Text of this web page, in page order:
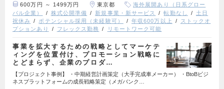
600万円 ～ 1499万円 東京都
海外展開あり（日系グロー
バル企業）
株式公開準備 新規事業・新サービス 転勤なし
土日
祝休み
ポテンシャル採用（未経験可） 年収600万以上
ストックオ
プションあり
フレックス勤務 リモートワーク可能
事業を拡大するための戦略としてマーケテ
ィングを位置付け、プロモーション戦略に
とどまらず、企業のプロダ…
【プロジェクト事例】 ・中期経営計画策定（大手完成車メーカー） ・BtoBビジ
ネスプラットフォームの成長戦略策定（メガバンク…